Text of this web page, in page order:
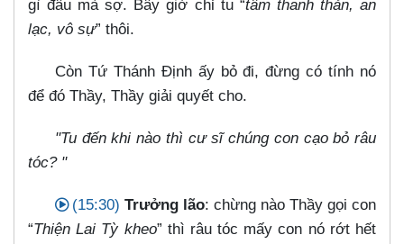
gì đâu mà sợ. Bây giờ chỉ tu “tâm thanh thản, an
lạc, vô sự” thôi.
Còn Tứ Thánh Định ấy bỏ đi, đừng có tính nó
để đó Thầy, Thầy giải quyết cho.
"Tu đến khi nào thì cư sĩ chúng con cạo bỏ râu
tóc? "
(15:30) Trưởng lão: chừng nào Thầy gọi con
“Thiện Lai Tỳ kheo” thì râu tóc mấy con nó rớt hết